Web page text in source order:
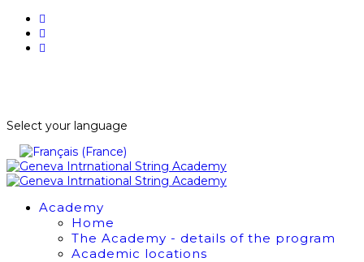
Select your language
Academy
Home
The Academy - details of the program
Academic locations